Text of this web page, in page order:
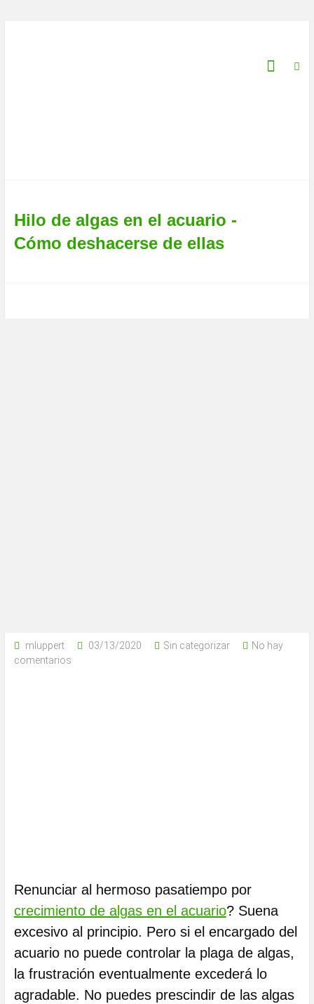
línea!
Hilo de algas en el acuario -
Cómo deshacerse de ellas
mluppert 03/13/2020 Sin categorizar
No hay
comentarios
Renunciar al hermoso pasatiempo por
crecimiento de algas en el acuario? Suena
excesivo al principio. Pero si el encargado del
acuario no puede controlar la plaga de algas,
la frustración eventualmente excederá lo
agradable. No puedes prescindir de las algas